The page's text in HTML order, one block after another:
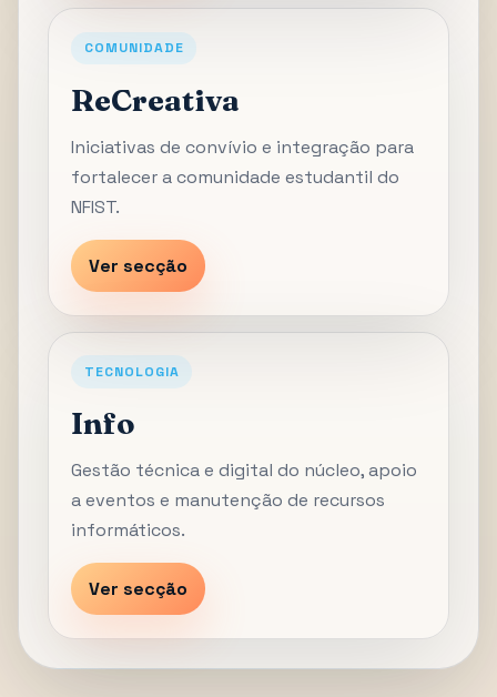
COMUNIDADE
ReCreativa
Iniciativas de convívio e integração para
fortalecer a comunidade estudantil do
NFIST.
Ver secção
TECNOLOGIA
Info
Gestão técnica e digital do núcleo, apoio
a eventos e manutenção de recursos
informáticos.
Ver secção